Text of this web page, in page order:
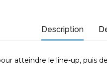
Description
atteindre le line-up, puis